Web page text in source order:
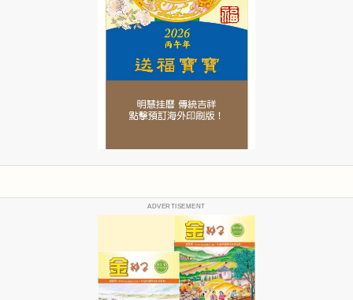
ADVERTISEMENT